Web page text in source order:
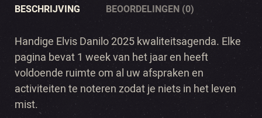
BESCHRIJVING BEOORDELINGEN (0)
Handige Elvis Danilo 2025 kwaliteitsagenda. Elke
pagina bevat 1 week van het jaar en heeft
voldoende ruimte om al uw afspraken en
activiteiten te noteren zodat je niets in het leven
mist.